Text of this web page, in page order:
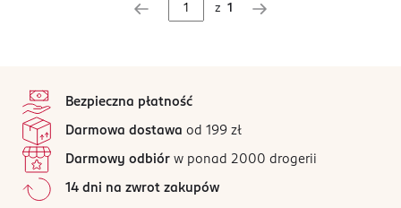
z 1
Bezpieczna płatność
Darmowa dostawa od 199 zł
Darmowy odbiór w ponad 2000 drogerii
14 dni na zwrot zakupów